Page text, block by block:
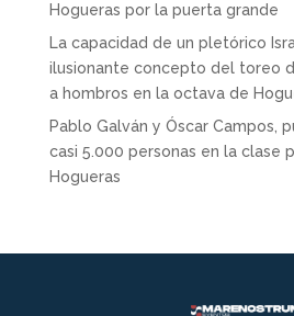
Hogueras por la puerta grande
La capacidad de un pletórico
ilusionante concepto del toreo
a hombros en la octava de
Pablo Galván y Óscar Campos,
casi 5.000 personas en la clase
Hogueras